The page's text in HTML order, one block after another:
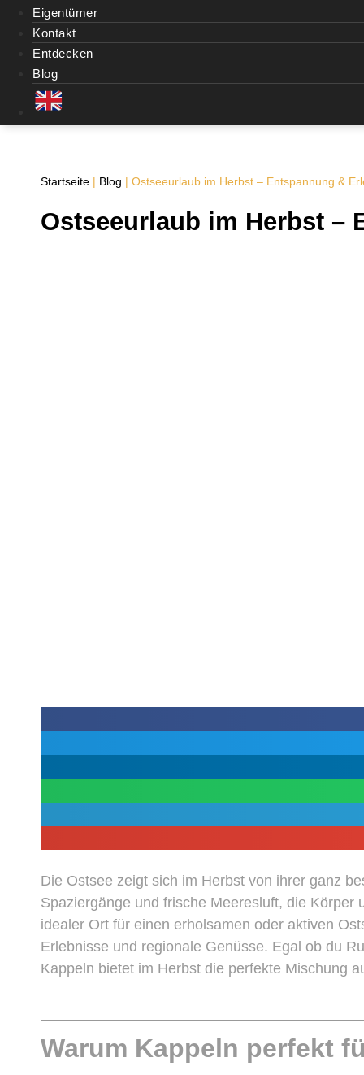
Eigentümer
Kontakt
Entdecken
Blog
Startseite Blog Ostseeurlaub im Herbst – Entspannung &
Ostseeurlaub im Herbst –
Die Ostsee zeigt sich im Herbst von ihrer ganz
Spaziergänge und frische Meeresluft, die
idealer Ort für einen erholsamen oder aktiven
Erlebnisse und regionale Genüsse. Egal ob du
Kappeln bietet im Herbst die perfekte Mischung
Warum Kappeln perfekt